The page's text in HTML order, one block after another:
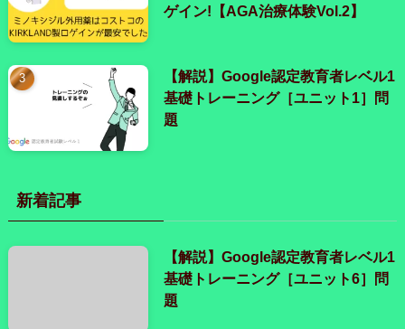
ゲイン!【AGA治療体験Vol.2】
【解説】Google認定教育者レベル1
基礎トレーニング［ユニット1］問
題
新着記事
【解説】Google認定教育者レベル1
基礎トレーニング［ユニット6］問
題